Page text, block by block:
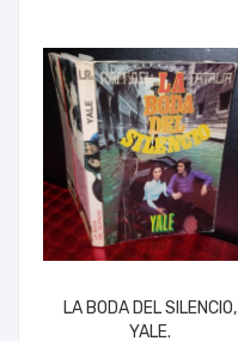
LA BODA DEL SILENCIO,
YALE.